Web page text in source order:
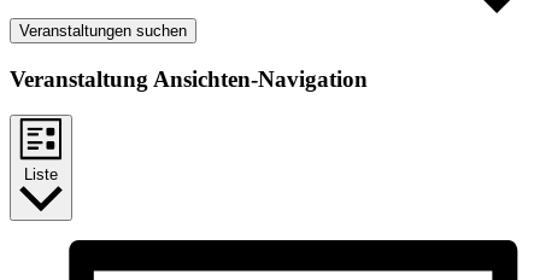
Veranstaltungen suchen
Veranstaltung Ansichten-Navigation
Liste